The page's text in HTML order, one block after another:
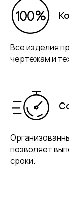
Все изделия
чертежам и
позволяет
сроки.